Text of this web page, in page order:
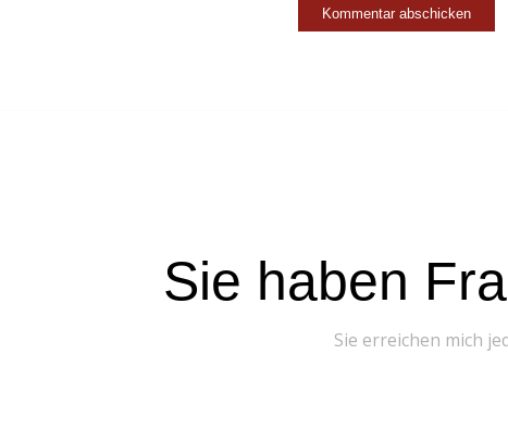
Sie haben
Sie erreichen mich